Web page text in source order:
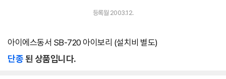
등록월 2003.12.
아이에스동서 SB-720 아이보리 (설치비 별도)
단종된 상품입니다.